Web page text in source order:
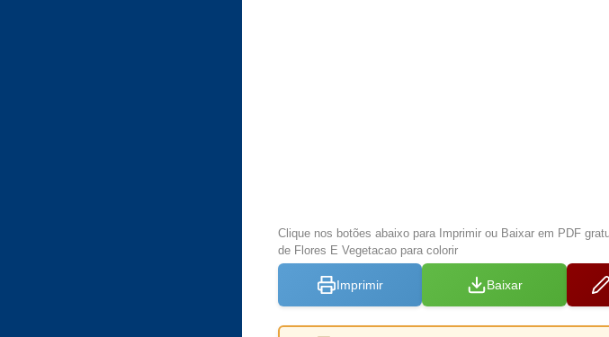
Clique nos botões abaixo para Imprimir ou Baixar em PDF
de Flores E Vegetacao para colorir
Imprimir Baixar